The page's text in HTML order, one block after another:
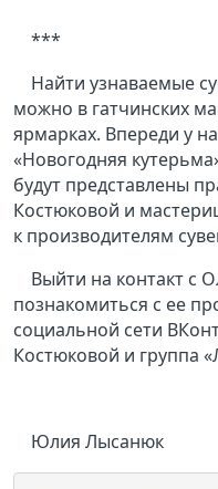
***
Найти узнаваемые
можно в гатчинских
ярмарках. Впереди у
«Новогодняя
будут представлены
Костюковой и
к производителям
Выйти на контакт с
познакомиться с ее
социальной сети
Костюковой и группа
Юлия Лысанюк